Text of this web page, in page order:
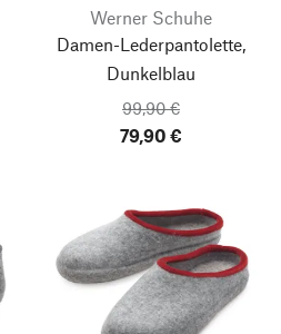
Werner Schuhe
Damen-Lederpantolette,
Dunkelblau
99,90 €
79,90 €